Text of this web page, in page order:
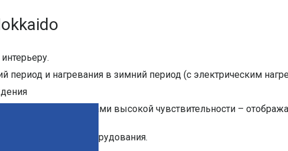
и нагревания в зимний период (с электрическим
и пультом с кнопками высокой чувствительности –
сбоя работы оборудования.